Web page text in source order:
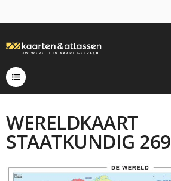
WERELDKAART
STAATKUNDIG 269